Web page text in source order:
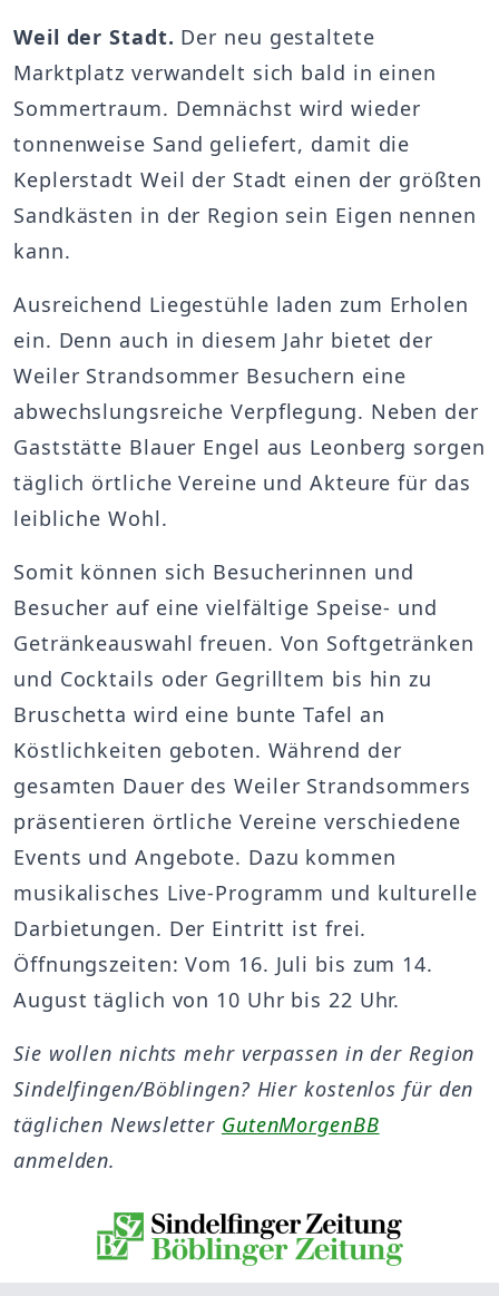
Weil der Stadt. Der neu gestaltete
Marktplatz verwandelt sich bald in einen
Sommertraum. Demnächst wird wieder
tonnenweise Sand geliefert, damit die
Keplerstadt Weil der Stadt einen der größten
Sandkästen in der Region sein Eigen nennen
kann.
Ausreichend Liegestühle laden zum Erholen
ein. Denn auch in diesem Jahr bietet der
Weiler Strandsommer Besuchern eine
abwechslungsreiche Verpflegung. Neben der
Gaststätte Blauer Engel aus Leonberg sorgen
täglich örtliche Vereine und Akteure für das
leibliche Wohl.
Somit können sich Besucherinnen und
Besucher auf eine vielfältige Speise- und
Getränkeauswahl freuen. Von Softgetränken
und Cocktails oder Gegrilltem bis hin zu
Bruschetta wird eine bunte Tafel an
Köstlichkeiten geboten. Während der
gesamten Dauer des Weiler Strandsommers
präsentieren örtliche Vereine verschiedene
Events und Angebote. Dazu kommen
musikalisches Live-Programm und kulturelle
Darbietungen. Der Eintritt ist frei.
Öffnungszeiten: Vom 16. Juli bis zum 14.
August täglich von 10 Uhr bis 22 Uhr.
Sie wollen nichts mehr verpassen in der Region
Sindelfingen/Böblingen? Hier kostenlos für den
täglichen Newsletter GutenMorgenBB
anmelden.